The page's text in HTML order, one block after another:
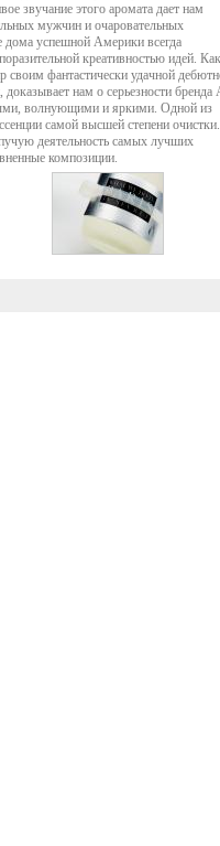
звучание этого аромата дает нам
мужчин и очаровательных
дома успешной Америки всегда
креативностью идей.
фантастически удачной
нам о серьезности бренда
волнующими и яркими. Одной из
самой высшей степени
деятельность самых лучших
композиции.